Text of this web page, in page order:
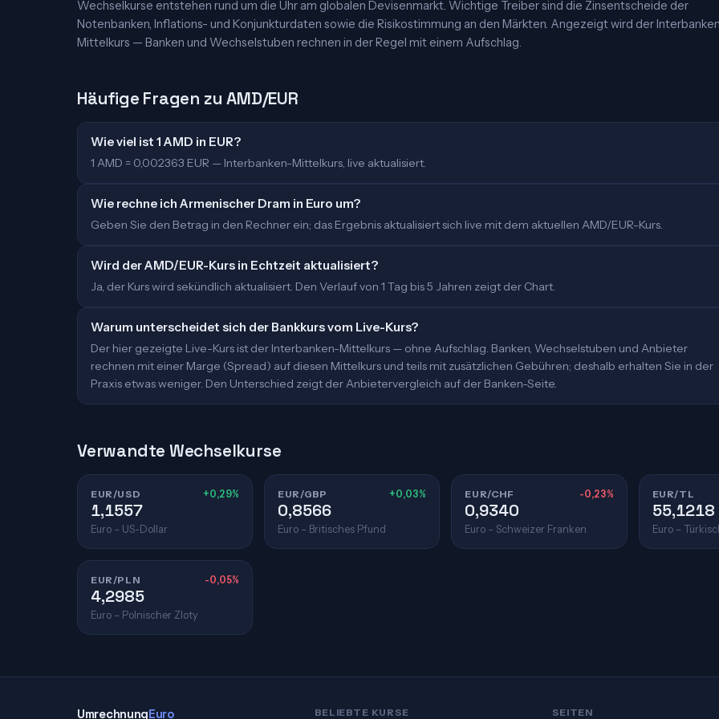
Wechselkurse entstehen rund um die Uhr am globalen Devisenmarkt. Wichtige Treiber sind die Zinsentscheide der
Notenbanken, Inflations- und Konjunkturdaten sowie die Risikostimmung an den Märkten. Angezeigt wird der
Mittelkurs — Banken und Wechselstuben rechnen in der Regel mit einem Aufschlag.
Häufige Fragen zu AMD/EUR
Wie viel ist 1 AMD in EUR?
1 AMD = 0,002363 EUR — Interbanken-Mittelkurs, live aktualisiert.
Wie rechne ich Armenischer Dram in Euro um?
Geben Sie den Betrag in den Rechner ein; das Ergebnis aktualisiert sich live mit dem aktuellen AMD/EUR-Kurs.
Wird der AMD/EUR-Kurs in Echtzeit aktualisiert?
Ja, der Kurs wird sekündlich aktualisiert. Den Verlauf von 1 Tag bis 5 Jahren zeigt der Chart.
Warum unterscheidet sich der Bankkurs vom Live-Kurs?
Der hier gezeigte Live-Kurs ist der Interbanken-Mittelkurs — ohne Aufschlag. Banken, Wechselstuben und Anbieter
rechnen mit einer Marge (Spread) auf diesen Mittelkurs und teils mit zusätzlichen Gebühren; deshalb erhalten Sie in der
Praxis etwas weniger. Den Unterschied zeigt der Anbietervergleich auf der Banken-Seite.
Verwandte Wechselkurse
EUR/USD +0,29%
1,1557
Euro – US-Dollar
EUR/GBP +0,03%
0,8566
Euro – Britisches Pfund
EUR/CHF -0,23%
0,9340
Euro – Schweizer Franken
EUR/TL
55,1218
Euro –
EUR/PLN -0,05%
4,2985
Euro – Polnischer Zloty
UmrechnungEuro BELIEBTE KURSE SEITEN